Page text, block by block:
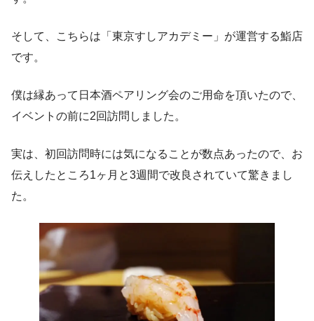
そして、こちらは「東京すしアカデミー」が運営する鮨店
です。
僕は縁あって日本酒ペアリング会のご用命を頂いたので、
イベントの前に2回訪問しました。
実は、初回訪問時には気になることが数点あったので、お
伝えしたところ1ヶ月と3週間で改良されていて驚きまし
た。